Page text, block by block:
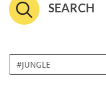
SEARCH